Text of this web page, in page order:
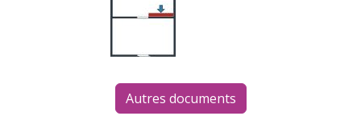
Autres documents